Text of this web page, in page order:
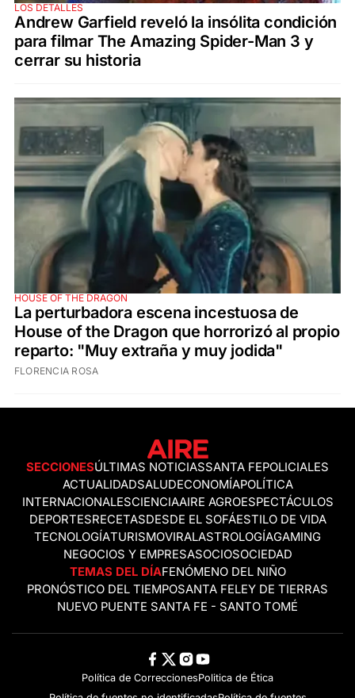
LOS DETALLES
Andrew Garfield reveló la insólita condición
para filmar The Amazing Spider-Man 3 y
cerrar su historia
HOUSE OF THE DRAGON
La perturbadora escena incestuosa de
House of the Dragon que horrorizó al propio
reparto: "Muy extraña y muy jodida"
FLORENCIA ROSA
SECCIONESÚLTIMAS NOTICIASSANTA FEPOLICIALES
ACTUALIDADSALUDECONOMÍAPOLÍTICA
INTERNACIONALESCIENCIAAIRE AGROESPECTÁCULOS
DEPORTESRECETASDESDE EL SOFÁESTILO DE VIDA
TECNOLOGÍATURISMOVIRALASTROLOGÍAGAMING
NEGOCIOS Y EMPRESASOCIOSOCIEDAD
TEMAS DEL DÍAFENÓMENO DEL NIÑO
PRONÓSTICO DEL TIEMPOSANTA FELEY DE TIERRAS
NUEVO PUENTE SANTA FE - SANTO TOMÉ
Política de CorreccionesPolitica de Ética